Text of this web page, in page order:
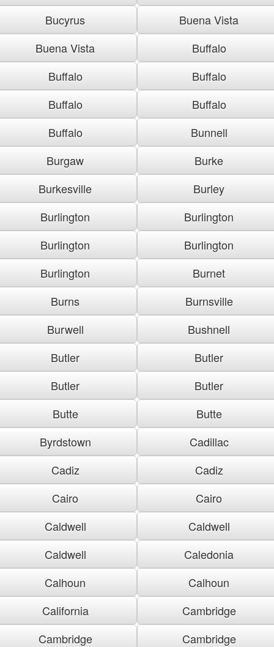
Bucyrus
Buena Vista
Buena Vista
Buffalo
Buffalo
Buffalo
Buffalo
Buffalo
Buffalo
Bunnell
Burgaw
Burke
Burkesville
Burley
Burlington
Burlington
Burlington
Burlington
Burlington
Burnet
Burns
Burnsville
Burwell
Bushnell
Butler
Butler
Butler
Butler
Butte
Butte
Byrdstown
Cadillac
Cadiz
Cadiz
Cairo
Cairo
Caldwell
Caldwell
Caldwell
Caledonia
Calhoun
Calhoun
California
Cambridge
Cambridge
Cambridge